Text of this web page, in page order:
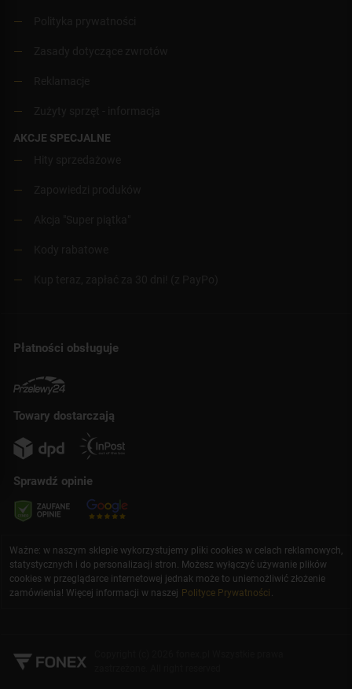
AKCJE SPECJALNE
Płatności obsługuje
Towary dostarczają
Sprawdź opinie
Ważne: w naszym sklepie wykorzystujemy pliki cookies w celach reklamowych,
statystycznych i do personalizacji stron. Możesz wyłączyć używanie plików
cookies w przeglądarce internetowej jednak może to uniemożliwić złożenie
zamówienia! Więcej informacji w naszej Polityce Prywatności .